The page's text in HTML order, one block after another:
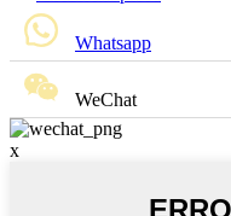
Whatsapp
WeChat
x